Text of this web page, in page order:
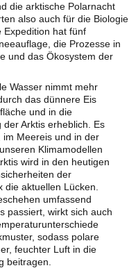
die arktische Polarnacht
also auch für die Biologie
Expedition hat fünf
die Prozesse in
und das Ökosystem der
Wasser nimmt mehr
das dünnere Eis
und in die
Arktis erheblich. Es
im Meereis und in der
Klimamodellen
wird in den heutigen
der
aktuellen Lücken.
umfassend
passiert, wirkt sich auch
sodass polare
feuchter Luft in die
beitragen.